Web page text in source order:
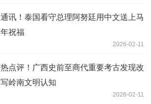
通讯！泰国看守总理阿努廷用中文送上马
年祝福
2026-02-11
热点评！广西史前至商代重要考古发现改
写岭南文明认知
2026-02-11